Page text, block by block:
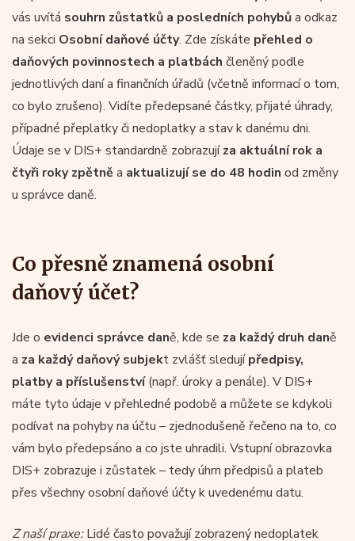
vás uvítá souhrn zůstatků a posledních pohybůa odkaz
na sekci Osobní daňové účty. Zde získáte přehled o
daňových povinnostech a platbách členěný podle
jednotlivých daní a finančních úřadů (včetně informací o tom,
co bylo zrušeno). Vidíte předepsané částky, přijaté úhrady,
případné přeplatky či nedoplatky a stav k danému dni.
Údaje se v DIS+ standardně zobrazujíza aktuální rok a
čtyři roky zpětně a aktualizují se do 48 hodin od změny
u správce daně.
Co přesně znamená osobní
daňový účet?
Jde o evidenci správce daně, kde se za každý druh daně
a za každý daňový subjekt zvlášť sledujípředpisy,
platby a příslušenství(např. úroky a penále). V DIS+
máte tyto údaje v přehledné podobě a můžete se kdykoli
podívat na pohyby na účtu – zjednodušeně řečeno na to, co
vám bylo předepsáno a co jste uhradili. Vstupní obrazovka
DIS+ zobrazuje i zůstatek – tedy úhrn předpisů a plateb
přes všechny osobní daňové účty k uvedenému datu.
Z naší praxe:Lidé často považují zobrazený nedoplatek